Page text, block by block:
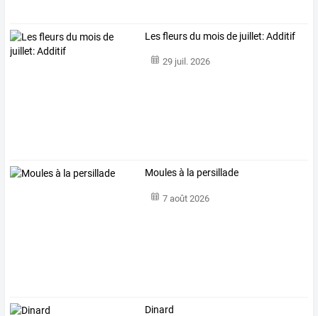
Les fleurs du mois de juillet: Additif
29 juil. 2026
Moules à la persillade
7 août 2026
Dinard